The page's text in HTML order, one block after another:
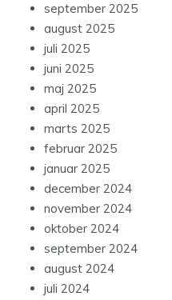
september 2025
august 2025
juli 2025
juni 2025
maj 2025
april 2025
marts 2025
februar 2025
januar 2025
december 2024
november 2024
oktober 2024
september 2024
august 2024
juli 2024